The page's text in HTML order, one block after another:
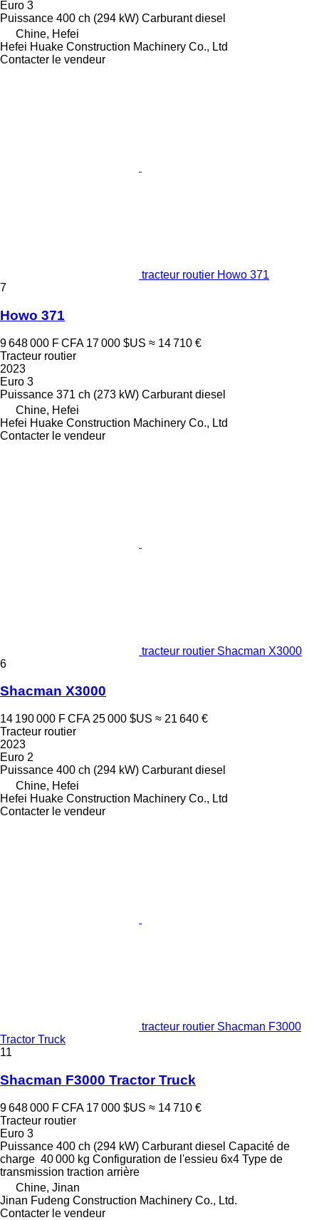
Euro 3
Puissance 400 ch (294 kW) Carburant diesel
Chine, Hefei
Hefei Huake Construction Machinery Co., Ltd
Contacter le vendeur
tracteur routier Howo 371
7
Howo 371
9 648 000 F CFA 17 000 $US ≈ 14 710 €
Tracteur routier
2023
Euro 3
Puissance 371 ch (273 kW) Carburant diesel
Chine, Hefei
Hefei Huake Construction Machinery Co., Ltd
Contacter le vendeur
tracteur routier Shacman X3000
6
Shacman X3000
14 190 000 F CFA 25 000 $US ≈ 21 640 €
Tracteur routier
2023
Euro 2
Puissance 400 ch (294 kW) Carburant diesel
Chine, Hefei
Hefei Huake Construction Machinery Co., Ltd
Contacter le vendeur
tracteur routier Shacman F3000
Tractor Truck
11
Shacman F3000 Tractor Truck
9 648 000 F CFA 17 000 $US ≈ 14 710 €
Tracteur routier
Euro 3
Puissance 400 ch (294 kW) Carburant diesel Capacité de
charge 40 000 kg Configuration de l'essieu 6x4 Type de
transmission traction arrière
Chine, Jinan
Jinan Fudeng Construction Machinery Co., Ltd.
Contacter le vendeur